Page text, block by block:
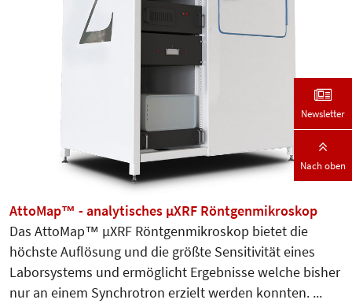
AttoMap™ - analytisches µXRF Röntgenmikroskop
Das AttoMap™ µXRF Röntgenmikroskop bietet die
höchste Auflösung und die größte Sensitivität eines
Laborsystems und ermöglicht Ergebnisse welche bisher
nur an einem Synchrotron erzielt werden konnten. ...
Newsletter
Nach oben